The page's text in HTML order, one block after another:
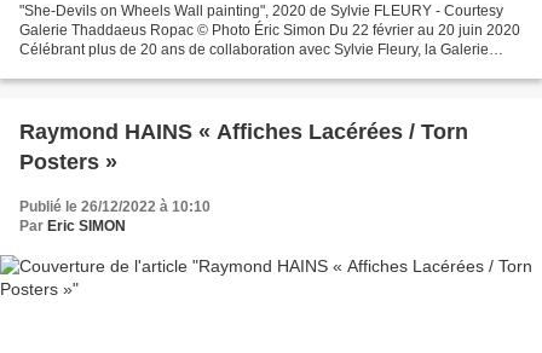
"She-Devils on Wheels Wall painting", 2020 de Sylvie FLEURY - Courtesy
Galerie Thaddaeus Ropac © Photo Éric Simon Du 22 février au 20 juin 2020
Célébrant plus de 20 ans de collaboration avec Sylvie Fleury, la Galerie
Raymond HAINS « Affiches Lacérées / Torn
Posters »
Publié le 26/12/2022 à 10:10
Par Eric SIMON